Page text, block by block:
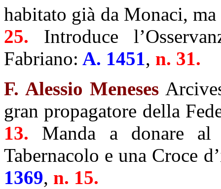
habitato già da Monaci,
25. Introduce
Fabriano: A. 1451, n. 31.
F. Alessio Meneses
gran propagatore della
13. Manda a donare
Tabernacolo e una Croce
1369, n. 15.